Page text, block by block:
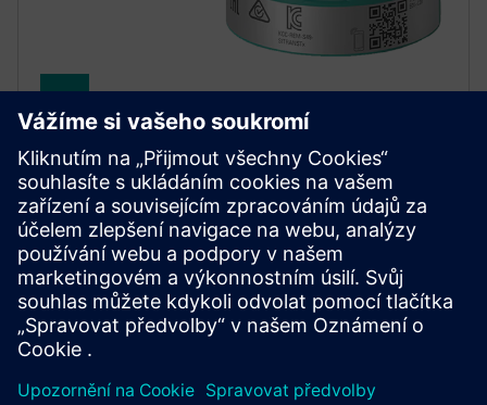
SITRANS TH320/TH420
Head-mount temperature transmitters for reliable
measurement, easy integration and advanced
diagnostics, from standard to high-availability
applications.